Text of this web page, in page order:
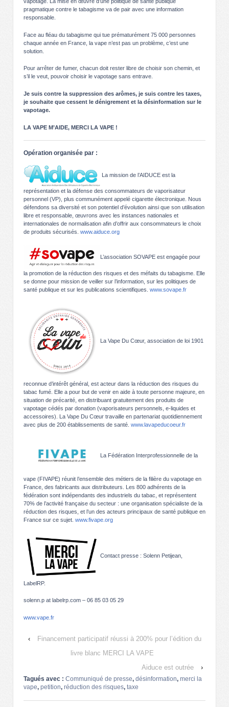
pragmatique contre le tabagisme va de pair avec une information
responsable.
Face au fléau du tabagisme qui tue prématurément 75 000 personnes
chaque année en France, la vape n’est pas un problème, c’est une
solution.
Pour arrêter de fumer, chacun doit rester libre de choisir son chemin, et
s’il le veut, pouvoir choisir le vapotage sans entrave.
Je suis contre la suppression des arômes, je suis contre les taxes,
je souhaite que cessent le dénigrement et la désinformation sur le
vapotage.
LA VAPE M’AIDE, MERCI LA VAPE !
Opération organisée par :
La mission de l’AIDUCE est la
représentation et la défense des consommateurs de vaporisateur
personnel (VP), plus communément appelé cigarette électronique. Nous
défendons sa diversité et son potentiel d’évolution ainsi que son utilisation
libre et responsable, œuvrons avec les instances nationales et
internationales de normalisation afin d’offrir aux consommateurs le choix
de produits sécurisés. www.aiduce.org
L’association SOVAPE est engagée pour
la promotion de la réduction des risques et des méfaits du tabagisme. Elle
se donne pour mission de veiller sur l’information, sur les politiques de
santé publique et sur les publications scientifiques. www.sovape.fr
La Vape Du Cœur, association de loi 1901
reconnue d’intérêt général, est acteur dans la réduction des risques du
tabac fumé. Elle a pour but de venir en aide à toute personne majeure, en
situation de précarité, en distribuant gratuitement des produits de
vapotage cédés par donation (vaporisateurs personnels, e-liquides et
accessoires). La Vape Du Cœur travaille en partenariat quotidiennement
avec plus de 200 établissements de santé. www.lavapeducoeur.fr
La Fédération Interprofessionnelle de la
vape (FIVAPE) réunit l’ensemble des métiers de la filière du vapotage en
France, des fabricants aux distributeurs. Les 800 adhérents de la
fédération sont indépendants des industriels du tabac, et représentent
70% de l’activité française du secteur : une organisation spécialiste de la
réduction des risques, et l’un des acteurs principaux de santé publique en
France sur ce sujet. www.fivape.org
Contact presse : Solenn Petijean,
LabelRP.
solenn.p at labelrp.com – 06 85 03 05 29
www.vape.fr
‹
Financement participatif réussi à 200% pour l’édition du
livre blanc MERCI LA VAPE
Aiduce est outrée
›
Tagués avec : Communiqué de presse, désinformation, merci la
vape, petition, réduction des risques, taxe